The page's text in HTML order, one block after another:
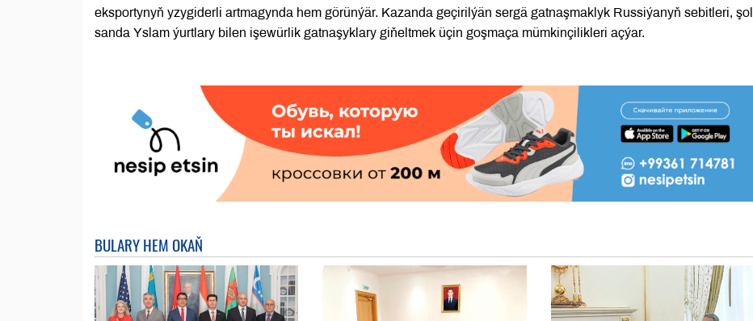
eksportynyň yzygiderli artmagynda hem görünýär. Kazanda geçirilýän sergä gatnaşmaklyk Russiýanyň sebitleri, şol
sanda Yslam ýurtlary bilen işewürlik gatnaşyklary giňeltmek üçin goşmaça mümkinçilikleri açýar.
BULARY HEM OKAŇ